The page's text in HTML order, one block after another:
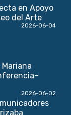
en Apoyo
del Arte
2026-06-04
Mariana
2026-06-02